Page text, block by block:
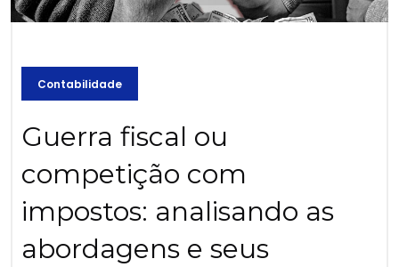
Contabilidade
Guerra fiscal ou
competição com
impostos: analisando as
abordagens e seus